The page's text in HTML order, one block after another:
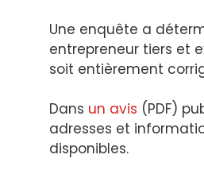
Une enquête a
entrepreneur tiers et
soit entièrement
Dans un avis (PDF)
adresses et
disponibles.